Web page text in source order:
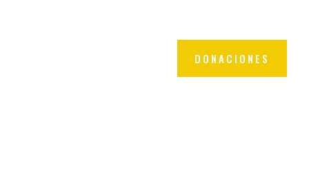
DONACIONES